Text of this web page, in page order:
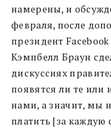
намерены, и
февраля, после
президент
Кэмпбелл Браун
дискуссиях
появятся ли те или
нами, а значит, мы
платить [за каждую